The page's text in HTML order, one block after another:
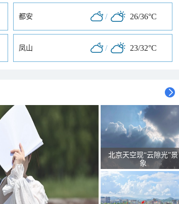
都安 / 26/36°C
凤山 / 23/32°C
北京天空现“云隙光”景
象